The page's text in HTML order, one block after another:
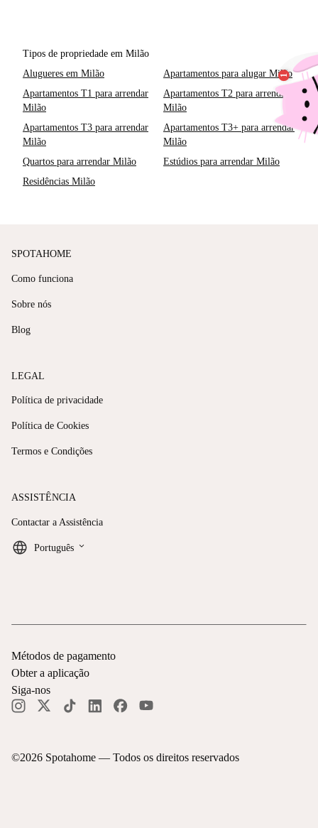
Tipos de propriedade em Milão
Alugueres em Milão
Apartamentos para alugar Milão
Apartamentos T1 para arrendar
Milão
Apartamentos T2 para arrendar
Milão
Apartamentos T3 para arrendar
Milão
Apartamentos T3+ para arrendar
Milão
Quartos para arrendar Milão
Estúdios para arrendar Milão
Residências Milão
SPOTAHOME
Como funciona
Sobre nós
Blog
LEGAL
Política de privacidade
Política de Cookies
Termos e Condições
ASSISTÊNCIA
Contactar a Assistência
Português keyboard_arrow_down
©2026 Spotahome — Todos os direitos reservados
Métodos de pagamento
Obter a aplicação
Siga-nos